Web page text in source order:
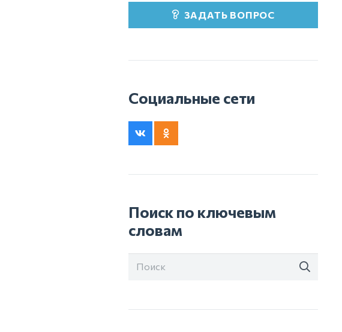
ЗАДАТЬ ВОПРОС
Социальные сети
Поиск по ключевым
словам